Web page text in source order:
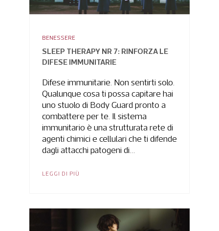
BENESSERE
SLEEP THERAPY NR 7: RINFORZA LE
DIFESE IMMUNITARIE
Difese immunitarie. Non sentirti solo.
Qualunque cosa ti possa capitare hai
uno stuolo di Body Guard pronto a
combattere per te. Il sistema
immunitario è una strutturata rete di
agenti chimici e cellulari che ti difende
dagli attacchi patogeni di…
LEGGI DI PIÙ